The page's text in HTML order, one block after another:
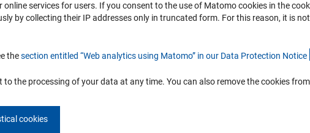
Финансирование
Партнёры DFG в России
DFG Newsletter
Subscribe
services for users. If you consent to the use of Matomo cookies in the
by collecting their IP addresses only in truncated form. For this reason, it is
thesection entitled “Web analytics using Matomo” in our Data Protection Notice
to the processing of your data at any time. You can also remove the cookies
cookies